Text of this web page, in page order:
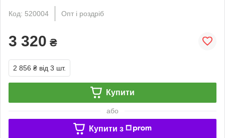
Код: 520004 Опт і роздріб
3 320 ₴
2 856 ₴ від 3 шт.
Купити
або
Купити з